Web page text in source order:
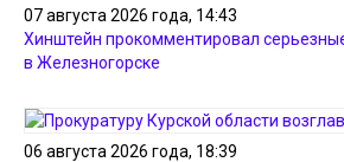
07 августа 2026 года, 14:43
Хинштейн прокомментировал
в Железногорске
06 августа 2026 года, 18:39